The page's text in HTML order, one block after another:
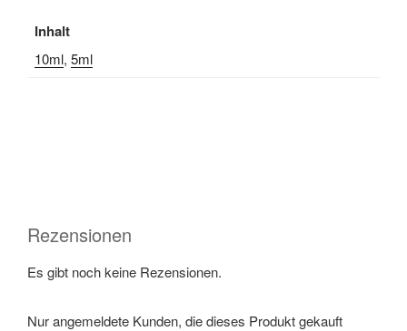
Inhalt
10ml, 5ml
Rezensionen
Es gibt noch keine Rezensionen.
Nur angemeldete Kunden, die dieses Produkt gekauft